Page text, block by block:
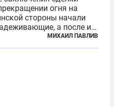
огня на
стороны начали
а после и
про некий «перелом»
первых лиц
МИХАИЛ ПАВЛИВ